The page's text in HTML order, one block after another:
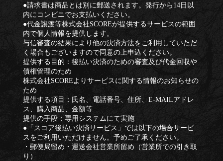
●請求書は商品とは別に郵送されます。発行から14日以
内にコンビニでお支払いください。
●代金譲渡等株式会社SCOREが提供するサービスの範囲
内で個人情報を提供します。
与信審査の結果により他の決済方法をご利用していただ
く場合もございますので同意の上申込ください。
提供する目的：後払い決済のための審査及び代金回収や
債権管理のため
株式会社SCOREよりサービスに関する情報のお知らせの
ため
提供する項目：氏名、電話番号、住所、E‐MAILアドレ
ス、購入商品、金額等
提供の手段：専用システムにて実施
●「スコア後払い決済サービス」では以下の場合サービ
スをご利用いただけません。予めご了承ください。
・郵便局留め・運送会社営業所留め（営業所での引き取
り）